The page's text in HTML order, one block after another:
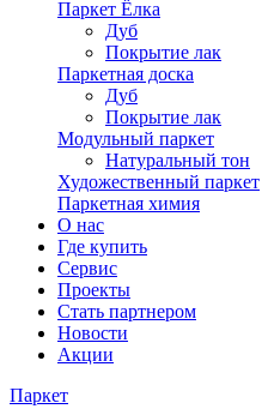
Паркет Ёлка
Дуб
Покрытие лак
Паркетная доска
Дуб
Покрытие лак
Модульный паркет
Натуральный тон
Художественный паркет
Паркетная химия
О нас
Где купить
Сервис
Проекты
Стать партнером
Новости
Акции
Паркет